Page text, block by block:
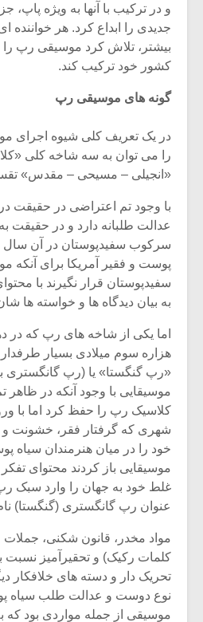
و در ترکیب با آنها به ویژه پاپ،
جدیدی را ابداع کرد. هر خواننده
بیشتر، تلاش کرد موسیقی رپ
کشور خود ترکیب کند.
گونه های موسیقی رپ
در یک تعریف کلی شیوه اجرای
را می توان به سه شاخه کلی
«انجیلی – مسیحی – مقدس»
با وجود تم اعتراضی در حقیقت
عدالت طلبانه دارد و در حقیقت
سرکوب سفیدپوستان در آن سال
پوست و فقیر آمریکا برای
سفیدپوستان قرار نگیرند با
به بیان دیدگاه ها و خواسته ها
هزاره سوم میلادی بسیار طرفدار
«رپ گنگستا» یا (رپ گانگستری
موسیقایی با وجود آنکه در ظاهر
کلاسیک رپ را حفظ کرد اما با
شهری که گرفتار فقر، خشونت و
خود را در میان هنرمندان سیاه
موسیقایی باز کردند محتوای
غلط خود به جهان را وارد سبک رپ
عنوان رپ گانگستری (گنگستا)
مواد مخدر، قانون شکنی، جملات
کلمات رکیک) و تحقیرآمیز نسبت
تحریک دار و دسته های خلافکار
نوع دوست و عدالت طلب سیاه
موسیقی از جمله مواردی بود
میکلوش روژا
یادداشتی بر
متن فیلم «متری
اگر نمی توانی
مشهورترین باشی،
بدنام ترین باش